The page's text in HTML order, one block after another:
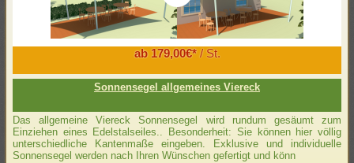
ab 179,00€*/ St.
Sonnensegel allgemeines Viereck
Das allgemeine Viereck Sonnensegel wird rundum gesäumt zum
Einziehen eines Edelstalseiles.. Besonderheit: Sie können hier völlig
unterschiedliche Kantenmaße eingeben. Exklusive und individuelle
Sonnensegel werden nach Ihren Wünschen gefertigt und könn